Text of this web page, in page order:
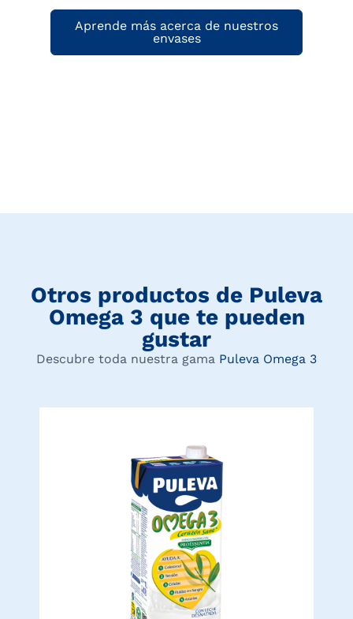
Aprende más acerca de nuestros
envases
Otros productos de Puleva
Omega 3 que te pueden
gustar
Descubre toda nuestra gama Puleva Omega 3